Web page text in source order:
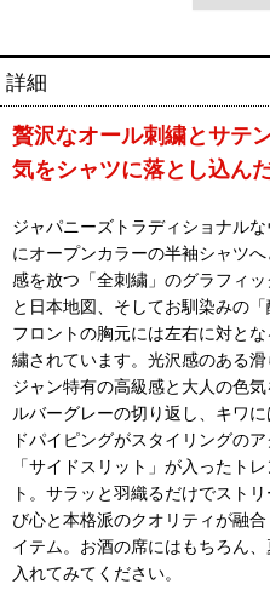
詳細
贅沢なオール刺繍とサテ
気をシャツに落とし込ん
ジャパニーズトラディショナル
にオープンカラーの半袖シャツ
感を放つ「全刺繍」のグラフィ
と日本地図、そしてお馴染みの
フロントの胸元には左右に対と
繍されています。光沢感のある
ジャン特有の高級感と大人の色
ルバーグレーの切り返し、キワ
ドパイピングがスタイリングの
「サイドスリット」が入ったト
ト。サラッと羽織るだけでスト
び心と本格派のクオリティが融
イテム。お酒の席にはもちろん
入れてみてください。